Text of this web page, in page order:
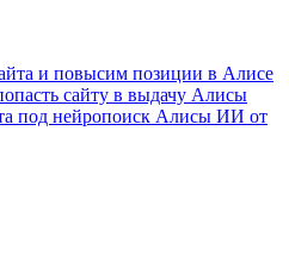
и повысим позиции в Алисе
сайту в выдачу Алисы
под нейропоиск Алисы ИИ от